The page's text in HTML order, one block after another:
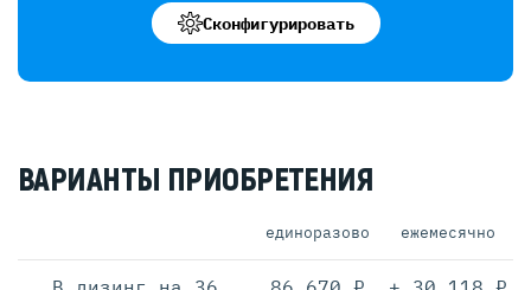
Сконфигурировать
ВАРИАНТЫ ПРИОБРЕТЕНИЯ
единоразово ежемесячно